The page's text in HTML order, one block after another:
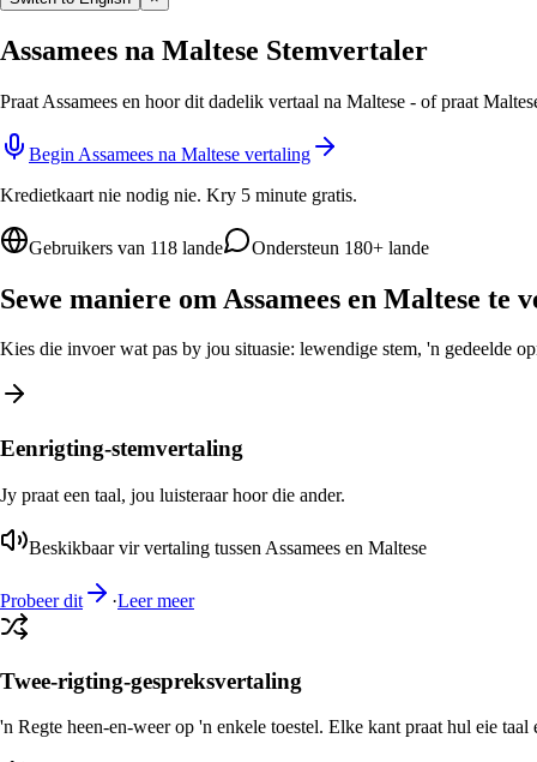
Assamees na Maltese Stemvertaler
Praat Assamees en hoor dit dadelik vertaal na Maltese - of praat
Begin Assamees na Maltese vertaling
Kredietkaart nie nodig nie. Kry 5 minute gratis.
Gebruikers van 118 lande Ondersteun 180+ lande
Sewe maniere om Assamees en Maltese te
Kies die invoer wat pas by jou situasie: lewendige stem, 'n gedeelde
Eenrigting-stemvertaling
Jy praat een taal, jou luisteraar hoor die ander.
Beskikbaar vir vertaling tussen Assamees en Maltese
Probeer dit ·Leer meer
Twee-rigting-gespreksvertaling
'n Regte heen-en-weer op 'n enkele toestel. Elke kant praat hul eie taal